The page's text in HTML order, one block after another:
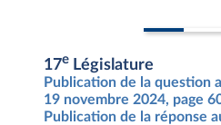
17e Législature
Publication de la question
19 novembre 2024, page
Publication de la réponse